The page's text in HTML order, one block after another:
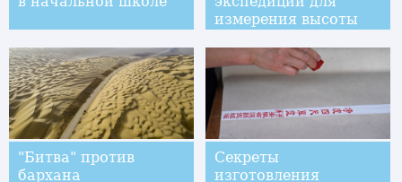
измерения высоты
году
"Битва" против
бархана
Секреты
изготовления